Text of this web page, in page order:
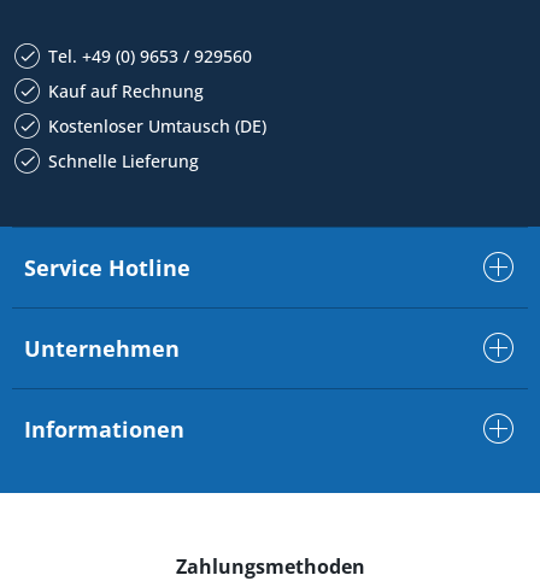
Tel. +49 (0) 9653 / 929560
Kauf auf Rechnung
Kostenloser Umtausch (DE)
Schnelle Lieferung
Service Hotline
Unternehmen
Informationen
Zahlungsmethoden